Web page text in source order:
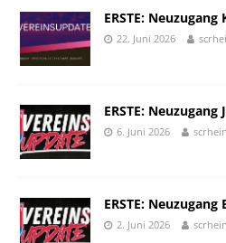
ERSTE:
22. Juni 2026
ERSTE:
6. Juni 2026
ERSTE:
2. Juni 2026